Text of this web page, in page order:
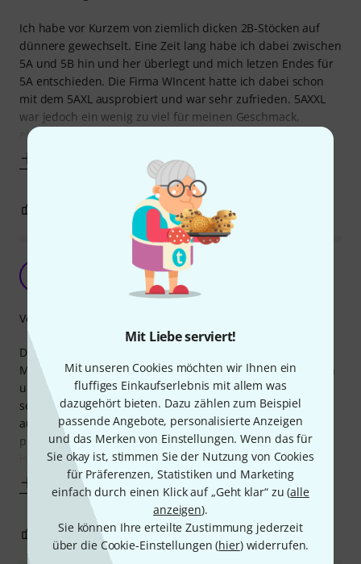
Mit Liebe serviert!
Mit unseren Cookies möchten wir Ihnen ein
fluffiges Einkaufserlebnis mit allem was
dazugehört bieten. Dazu zählen zum Beispiel
passende Angebote, personalisierte Anzeigen
und das Merken von Einstellungen. Wenn das für
Sie okay ist, stimmen Sie der Nutzung von Cookies
für Präferenzen, Statistiken und Marketing
einfach durch einen Klick auf „Geht klar“ zu (alle
anzeigen).
Sie können Ihre erteilte Zustimmung jederzeit
über die Cookie-Einstellungen (hier) widerrufen.
Ich habe vor Kurzem von ziemlich dicken 2B-Stöcken auf
dünnere gewechselt. Eine Zeit lang habe ich dabei zwischen
5A und 5B hin und her überlegt und mich letzen Endes für
5A entschieden. Die Firma WIncent hatte ich dabei schon
mit dem 5AXL ausprobiert und war sehr zufrieden. 5AXXL
war jedoch ein wenig zu viel für meinen Geschmack,
einfach ein Stück zu lang. Aber das
BEWERTUNG MELDEN
Günter372 09.10.2014
Die 5AXXL Sticks von Wincent konnte ich erstmals auf der
Musikmesse in Frankfurt am Stand der Firma ausprobieren
und war sofort begeistert. Die Stöcke haben eine, für mich,
sehr angenehme Überlänge, sind aber trotzdem gut
ausbalanciert. Die Verarbeitung ist perfekt. Der Trophead
produziert einen schönen Beckenklang. Nicht unerheblich
ist dass die Sticks eine gute
Mehr anzeigen
Verarbeitung
0 BEWERTUNG MELDEN